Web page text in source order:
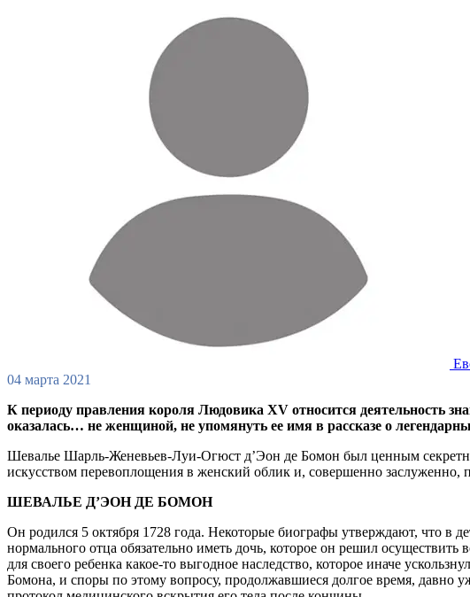
04 марта 2021
К периоду правления короля Людовика XV относится деятельность
оказалась… не женщиной, не упомянуть ее имя в рассказе о
Шевалье Шарль-Женевьев-Луи-Огюст д’Эон де Бомон был ценным
искусством перевоплощения в женский облик и, совершенно заслуженно,
ШЕВАЛЬЕ Д’ЭОН ДЕ БОМОН
Он родился 5 октября 1728 года. Некоторые биографы утверждают, что в
нормального отца обязательно иметь дочь, которое он решил
для своего ребенка какое-то выгодное наследство, которое иначе
Бомона, и споры по этому вопросу, продолжавшиеся долгое время,